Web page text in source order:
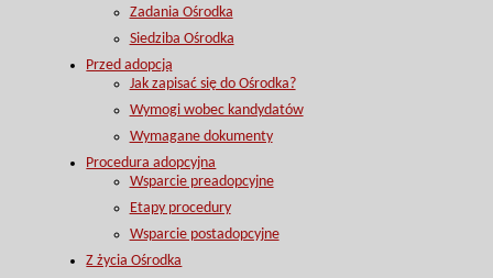
Zadania Ośrodka
Siedziba Ośrodka
Przed adopcją
Jak zapisać się do Ośrodka?
Wymogi wobec kandydatów
Wymagane dokumenty
Procedura adopcyjna
Wsparcie preadopcyjne
Etapy procedury
Wsparcie postadopcyjne
Z życia Ośrodka